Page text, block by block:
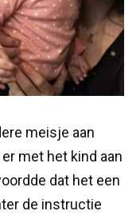
meisje aan
met het kind aan
dat het een
de instructie